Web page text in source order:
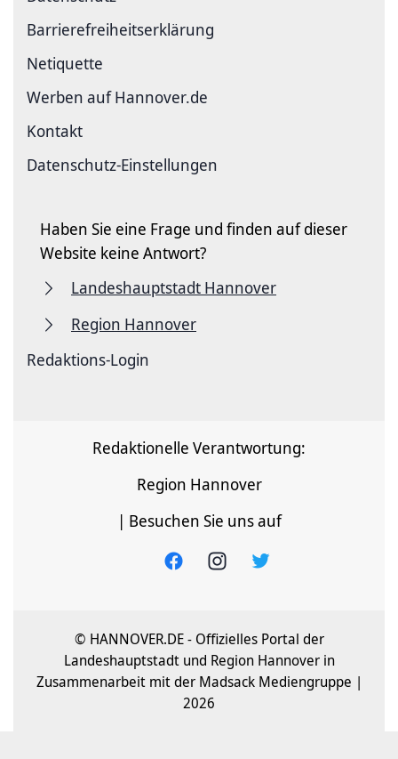
Barriere­freiheits­erklärung
Netiquette
Werben auf Hannover.de
Kontakt
Datenschutz-Einstellungen
Haben Sie eine Frage und finden auf dieser
Website keine Antwort?
Landeshauptstadt Hannover
Region Hannover
Redaktions-Login
Redaktionelle Verantwortung:
Region Hannover
| Besuchen Sie uns auf
© HANNOVER.DE - Offizielles Portal der
Landeshauptstadt und Region Hannover in
Zusammenarbeit mit der Madsack Mediengruppe |
2026